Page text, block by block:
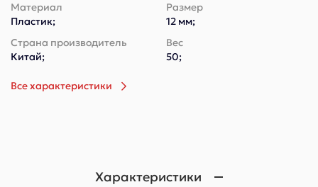
Материал
Пластик;
Размер
12 мм;
Страна производитель
Китай;
Вес
50;
Все характеристики
Характеристики